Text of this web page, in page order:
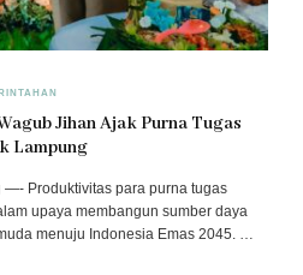
Jihan Ajak Purna Tugas
Lampung
—- Produktivitas para purna tugas
upaya membangun sumber daya
menuju Indonesia Emas 2045. …